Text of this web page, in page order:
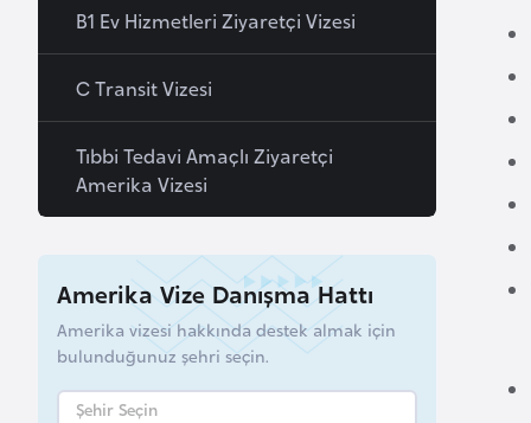
B1 Ev Hizmetleri Ziyaretçi Vizesi
C Transit Vizesi
Tıbbi Tedavi Amaçlı Ziyaretçi
Amerika Vizesi
Amerika Vize Danışma Hattı
Amerika vizesi hakkında destek almak için
bulunduğunuz şehri seçin.
Şehir Seçin
u
ç
i
k
a